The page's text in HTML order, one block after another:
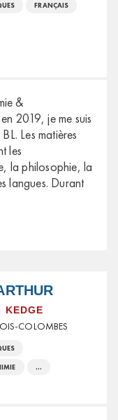
FRANÇAIS
&
2019, je me suis
Les matières
les
la philosophie, la
langues. Durant
KEDGE
COLOMBES
...